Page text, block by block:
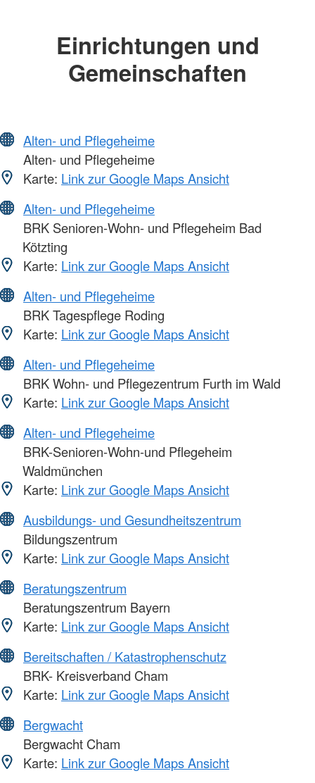
Einrichtungen und
Gemeinschaften
Alten- und Pflegeheime
Alten- und Pflegeheime
Karte: Link zur Google Maps Ansicht
Alten- und Pflegeheime
BRK Senioren-Wohn- und Pflegeheim Bad
Kötzting
Karte: Link zur Google Maps Ansicht
Alten- und Pflegeheime
BRK Tagespflege Roding
Karte: Link zur Google Maps Ansicht
Alten- und Pflegeheime
BRK Wohn- und Pflegezentrum Furth im Wald
Karte: Link zur Google Maps Ansicht
Alten- und Pflegeheime
BRK-Senioren-Wohn-und Pflegeheim
Waldmünchen
Karte: Link zur Google Maps Ansicht
Ausbildungs- und Gesundheitszentrum
Bildungszentrum
Karte: Link zur Google Maps Ansicht
Beratungszentrum
Beratungszentrum Bayern
Karte: Link zur Google Maps Ansicht
Bereitschaften / Katastrophenschutz
BRK- Kreisverband Cham
Karte: Link zur Google Maps Ansicht
Bergwacht
Bergwacht Cham
Karte: Link zur Google Maps Ansicht